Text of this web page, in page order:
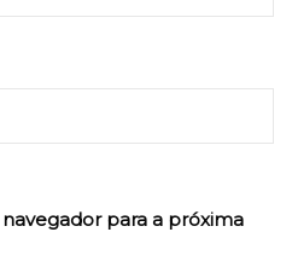
para a próxima